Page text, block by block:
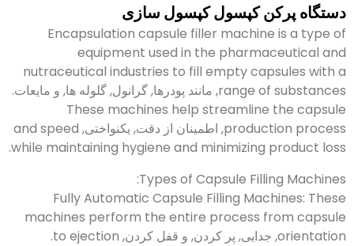
دستگاه پرکن کپسول کپسول سازی
Encapsulation capsule filler machine is a type of
equipment used in the pharmaceutical and
nutraceutical industries to fill empty capsules with a
range of substances, مانند پودرها, گرانول, گلوله ها, و مایعات.
These machines help streamline the capsule
production process, اطمینان از دقت, یکنواختی, and speed
while maintaining hygiene and minimizing product loss
.
Types of Capsule Filling Machines
:
Fully Automatic Capsule Filling Machines: These
machines perform the entire process from capsule
orientation, جدایی, پر کردن, و قفل کردن, to ejection
.